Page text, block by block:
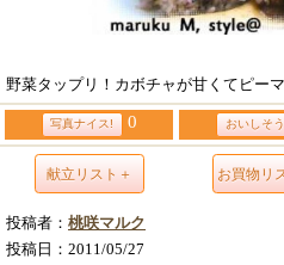
野菜タップリ！カボチャが甘くてピー
写真ナイス! 0 おいしそ
献立リスト＋ お買物リ
投稿者： 桃咲マルク
投稿日： 2011/05/27